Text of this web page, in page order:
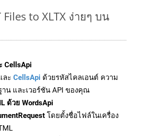
Files to XLTX ง่ายๆ บน
CellsApi
ละ CellsApi ด้วยรหัสไคลเอนต์ ความ
าน และเวอร์ชัน API ของคุณ
ด้วย WordsApi
โดยตั้งชื่อไฟล์ในเครื่อง